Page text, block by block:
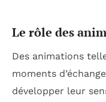
Le rôle des
Des animations
moments
développer leur